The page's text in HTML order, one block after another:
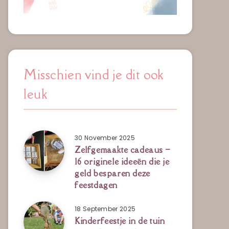
Misschien vind je dit ook
leuk
30 November 2025
Zelfgemaakte cadeaus –
16 originele ideeën die je
geld besparen deze
feestdagen
18 September 2025
Kinderfeestje in de tuin